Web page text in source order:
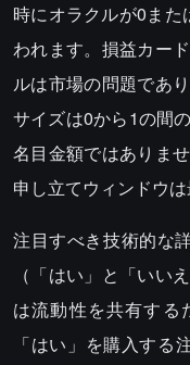
時にオラクルが0ま
われます。損益カー
ルは市場の問題であ
サイズは0から1の間
名目金額ではありま
申し立てウィンドウ
注目すべき技術的な
（「はい」と「いい
は流動性を共有する
「はい」を購入する